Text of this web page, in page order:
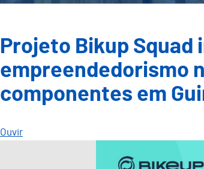
Projeto Bikup Squad
empreendedorismo
componentes em
Ouvir